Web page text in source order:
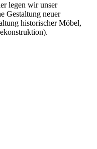
legen wir unser
Gestaltung neuer
historischer Möbel,